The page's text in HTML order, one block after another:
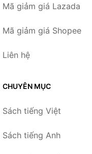
Mã giảm giá Lazada
Mã giảm giá Shopee
Liên hệ
CHUYÊN MỤC
Sách tiếng Việt
Sách tiếng Anh